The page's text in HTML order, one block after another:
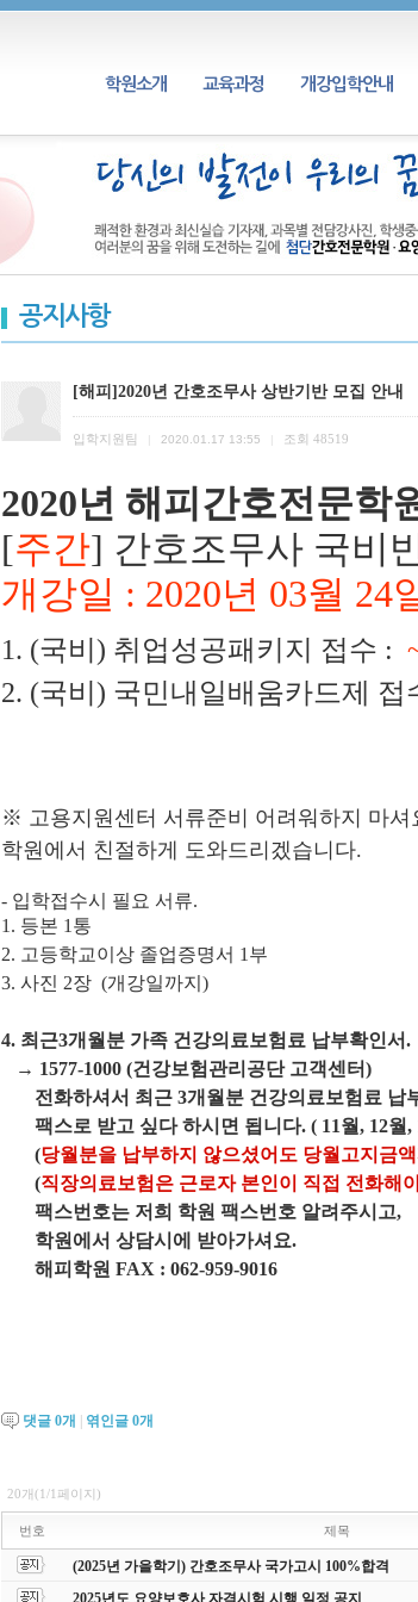
학원소개 교육과정 개강입학안내
공지사항
[해피]2020년 간호조무사 상반기반 모집 안내
입학지원팀 2020.01.17 13:55 조회 48519
2020년 해피간호전문학
[주간] 간호조무사 국비
개강일 : 2020년 03월 24
1. (국비) 취업성공패키지 접수 :
2. (국비) 국민내일배움카드제 접
※ 고용지원센터 서류준비 어려워하지 마셔
학원에서 친절하게 도와드리겠습니다.
- 입학접수시 필요 서류.
1. 등본 1통
2. 고등학교이상 졸업증명서 1부
3. 사진 2장 (개강일까지)
4. 최근3개월분 가족 건강의료보험료 납부확인서.
→ 1577-1000 (건강보험관리공단 고객센터)
전화하셔서 최근 3개월분 건강의료보험료 납
팩스로 받고 싶다 하시면 됩니다. ( 11월, 12월,
(당월분을 납부하지 않으셨어도 당월고지금
(직장의료보험은 근로자 본인이 직접 전화해
팩스번호는 저희 학원 팩스번호 알려주시고,
학원에서 상담시에 받아가셔요.
해피학원 FAX : 062-959-9016
댓글 0개 엮인글 0개
20개(1/1페이지)
번호 제목
(2025년 가을학기) 간호조무사 국가고시 100%합격
2025년도 요양보호사 자격시험 시행 일정 공지